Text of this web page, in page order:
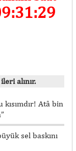
alınır.
Atâ bin
sel baskını